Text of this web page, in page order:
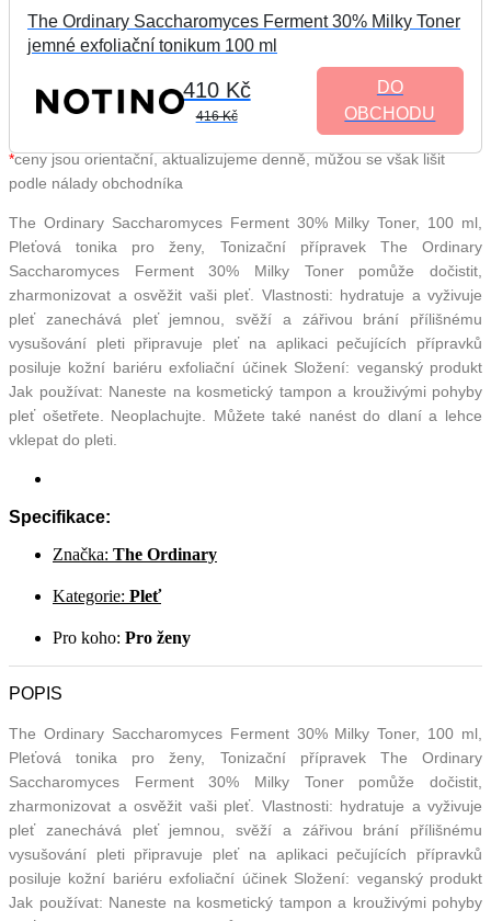
The Ordinary Saccharomyces Ferment 30% Milky Toner
jemné exfoliační tonikum 100 ml
410 Kč
416 Kč
DO
OBCHODU
*ceny jsou orientační, aktualizujeme denně, můžou se však lišit
podle nálady obchodníka
The Ordinary Saccharomyces Ferment 30% Milky Toner, 100 ml,
Pleťová tonika pro ženy, Tonizační přípravek The Ordinary
Saccharomyces Ferment 30% Milky Toner pomůže dočistit,
zharmonizovat a osvěžit vaši pleť. Vlastnosti: hydratuje a vyživuje
pleť zanechává pleť jemnou, svěží a zářivou brání přílišnému
vysušování pleti připravuje pleť na aplikaci pečujících přípravků
posiluje kožní bariéru exfoliační účinek Složení: veganský produkt
Jak používat: Naneste na kosmetický tampon a krouživými pohyby
pleť ošetřete. Neoplachujte. Můžete také nanést do dlaní a lehce
vklepat do pleti.
Specifikace:
Značka: The Ordinary
Kategorie: Pleť
Pro koho: Pro ženy
POPIS
The Ordinary Saccharomyces Ferment 30% Milky Toner, 100 ml,
Pleťová tonika pro ženy, Tonizační přípravek The Ordinary
Saccharomyces Ferment 30% Milky Toner pomůže dočistit,
zharmonizovat a osvěžit vaši pleť. Vlastnosti: hydratuje a vyživuje
pleť zanechává pleť jemnou, svěží a zářivou brání přílišnému
vysušování pleti připravuje pleť na aplikaci pečujících přípravků
posiluje kožní bariéru exfoliační účinek Složení: veganský produkt
Jak používat: Naneste na kosmetický tampon a krouživými pohyby